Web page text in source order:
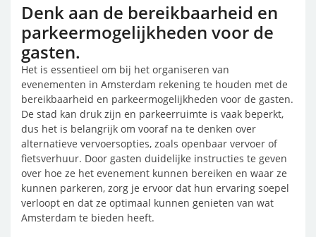
Denk aan de bereikbaarheid en
parkeermogelijkheden voor de
gasten.
Het is essentieel om bij het organiseren van
evenementen in Amsterdam rekening te houden met de
bereikbaarheid en parkeermogelijkheden voor de gasten.
De stad kan druk zijn en parkeerruimte is vaak beperkt,
dus het is belangrijk om vooraf na te denken over
alternatieve vervoersopties, zoals openbaar vervoer of
fietsverhuur. Door gasten duidelijke instructies te geven
over hoe ze het evenement kunnen bereiken en waar ze
kunnen parkeren, zorg je ervoor dat hun ervaring soepel
verloopt en dat ze optimaal kunnen genieten van wat
Amsterdam te bieden heeft.